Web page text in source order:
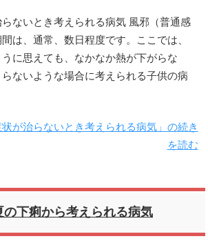
ないとき考えられる病気 風邪（普通感
は、通常、数日程度です。ここでは、
に思えても、なかなか熱が下がらな
ないような場合に考えられる子供の病
状が治らないとき考えられる病気」の続き
を読む
の下痢から考えられる病気